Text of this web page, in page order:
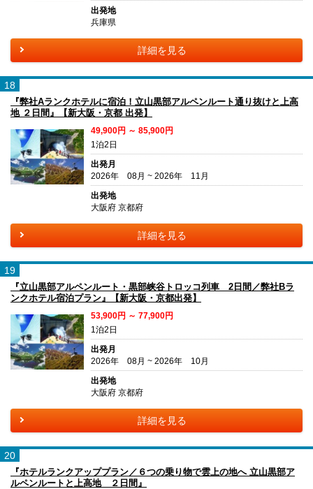
出発地
兵庫県
詳細を見る
18
『弊社Aランクホテルに宿泊！立山黒部アルペンルート通り抜けと上高
地 ２日間』【新大阪・京都 出発】
49,900円 ～ 85,900円
1泊2日
出発月
2026年 08月 ~ 2026年 11月
出発地
大阪府 京都府
詳細を見る
19
『立山黒部アルペンルート・黒部峡谷トロッコ列車 2日間／弊社Bラ
ンクホテル宿泊プラン』【新大阪・京都出発】
53,900円 ～ 77,900円
1泊2日
出発月
2026年 08月 ~ 2026年 10月
出発地
大阪府 京都府
詳細を見る
20
『ホテルランクアッププラン／６つの乗り物で雲上の地へ 立山黒部ア
ルペンルートと上高地 ２日間』